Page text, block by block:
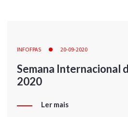
INFOFPAS 20-09-2020
Semana Internacional
2020
Ler mais